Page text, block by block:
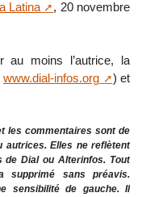
Latina
, 20 novembre
au moins l’autrice, la
www.dial-infos.org
) et
les commentaires sont de
autrices. Elles ne reflètent
de Dial ou Alterinfos. Tout
supprimé sans préavis.
sensibilité de gauche. Il